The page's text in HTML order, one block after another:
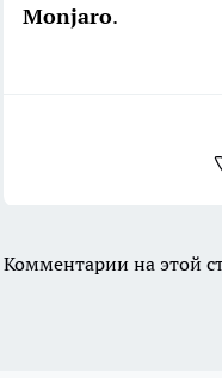
Monjaro.
Комментарии на этой